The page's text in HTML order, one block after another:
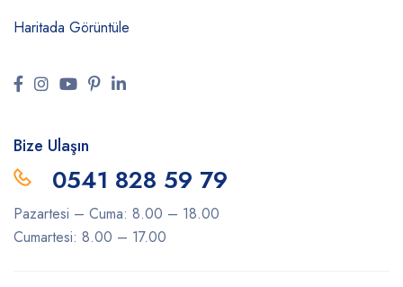
Haritada Görüntüle
Bize Ulaşın
0541 828 59 79
Pazartesi – Cuma: 8.00 – 18.00
Cumartesi: 8.00 – 17.00